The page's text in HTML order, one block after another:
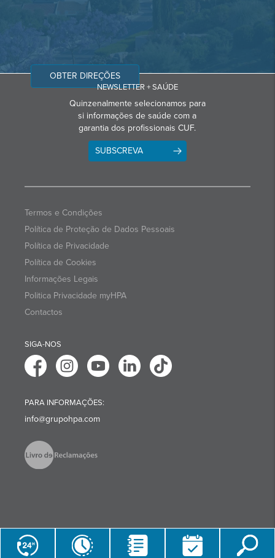
OBTER DIREÇÕES
NEWSLETTER + SAÚDE
Quinzenalmente selecionamos para
si informações de saúde com a
garantia dos profissionais CUF.
SUBSCREVA
Termos e Condições
Política de Proteção de Dados Pessoais
Política de Privacidade
Política de Cookies
Informações Legais
Politica Privacidade myHPA
Contactos
SIGA-NOS
PARA INFORMAÇÕES:
info@grupohpa.com